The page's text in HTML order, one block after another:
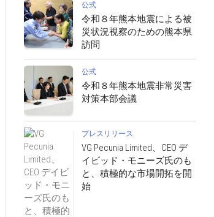
公式
令和８年熊本地震による被
災状況視察のための熊本県
訪問
公式
令和８年熊本地震非常災害
対策本部会議
プレスリリース
VG Pecunia Limited、CEO デ
イビッド・モニーズ氏のも
と、積極的な市場開拓を開
始